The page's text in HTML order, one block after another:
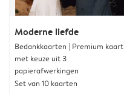
Moderne liefde
Bedankkaarten | Premium kaart
met keuze uit 3
papierafwerkingen
Set van 10 kaarten